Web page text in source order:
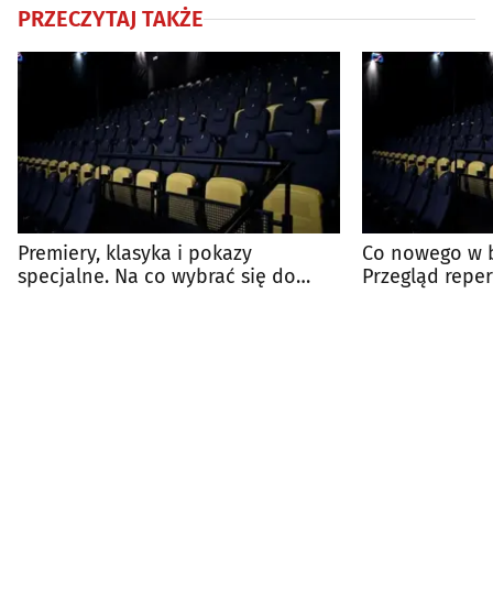
PRZECZYTAJ TAKŻE
Premiery, klasyka i pokazy
specjalne. Na co wybrać się do
Co nowego w
Przegląd